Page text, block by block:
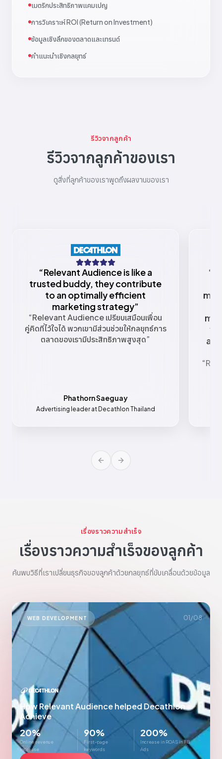
เมตริกประสิทธิภาพแคมเปญ
การวิเคราะห์ ROI (Return on Investment)
ข้อมูลเชิงลึกของตลาดและเทรนด์
คำแนะนำเชิงกลยุทธ์
รีวิวจากลูกค้า
รีวิวจากลูกค้าของเรา
ดูสิ่งที่ลูกค้าของเราพูดถึงผลงานของเรา
“Relevant Audience is like a
trusted buddy, they contribute
to an optimally efficient
marketing strategy”
“Relevant Audience เปรียบเสมือนเพื่อน
คู่คิดที่ไว้ใจได้ พวกเขามีส่วนช่วยให้กลยุทธ์การ
ตลาดของเรามีประสิทธิภาพสูงสุด”
Phathorn Saeguay
Advertising leader at Decathlon Thailand
“
“
Previous slide
Next slide
เรื่องราวความสำเร็จ
เรื่องราวความสำเร็จของลูกค้า
ค้นพบวิธีที่เราเปลี่ยนธุรกิจของลูกค้าด้วยกลยุทธ์ที่ขับเคลื่อนด้วยข้อมูล
WEB DEVELOPMENT 01/08
How Relevant Audience helped Decathlon
Achieve
20%
Online revenue
increase
90%
First-page
keywords
200%
Increase in ROAS in FB
Ads